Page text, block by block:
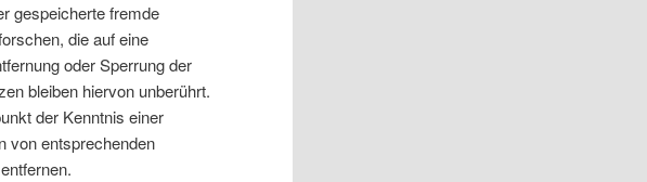
gespeicherte fremde
die auf eine
oder Sperrung der
bleiben hiervon unberührt.
der Kenntnis einer
von entsprechenden